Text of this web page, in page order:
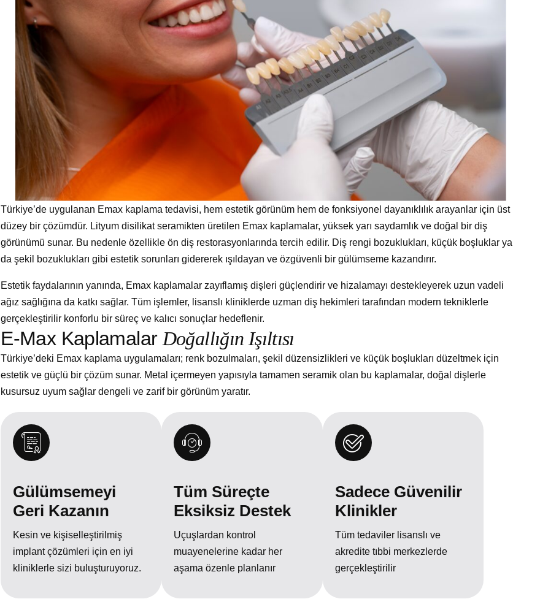
Türkiye’de uygulanan Emax kaplama tedavisi, hem estetik görünüm hem de fonksiyonel dayanıklılık arayanlar için üst
düzey bir çözümdür. Lityum disilikat seramikten üretilen Emax kaplamalar, yüksek yarı saydamlık ve doğal bir diş
görünümü sunar. Bu nedenle özellikle ön diş restorasyonlarında tercih edilir. Diş rengi bozuklukları, küçük boşluklar ya
da şekil bozuklukları gibi estetik sorunları gidererek ışıldayan ve özgüvenli bir gülümseme kazandırır.
Estetik faydalarının yanında, Emax kaplamalar zayıflamış dişleri güçlendirir ve hizalamayı destekleyerek uzun vadeli
ağız sağlığına da katkı sağlar. Tüm işlemler, lisanslı kliniklerde uzman diş hekimleri tarafından modern tekniklerle
gerçekleştirilir konforlu bir süreç ve kalıcı sonuçlar hedeflenir.
E-Max Kaplamalar Doğallığın Işıltısı
Türkiye’deki Emax kaplama uygulamaları; renk bozulmaları, şekil düzensizlikleri ve küçük boşlukları düzeltmek için
estetik ve güçlü bir çözüm sunar. Metal içermeyen yapısıyla tamamen seramik olan bu kaplamalar, doğal dişlerle
kusursuz uyum sağlar dengeli ve zarif bir görünüm yaratır.
Gülümsemeyi
Geri Kazanın
Kesin ve kişiselleştirilmiş
implant çözümleri için en iyi
kliniklerle sizi buluşturuyoruz.
Tüm Süreçte
Eksiksiz Destek
Uçuşlardan kontrol
muayenelerine kadar her
aşama özenle planlanır
Sadece Güvenilir
Klinikler
Tüm tedaviler lisanslı ve
akredite tıbbi merkezlerde
gerçekleştirilir